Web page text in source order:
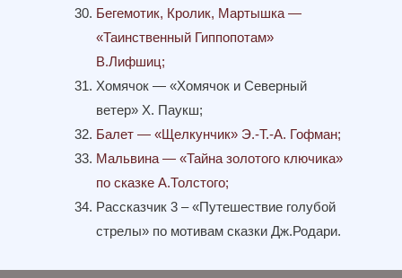
Бегемотик, Кролик, Мартышка —
«Таинственный Гиппопотам»
В.Лифшиц;
Хомячок — «Хомячок и Северный
ветер» Х. Паукш;
Балет — «Щелкунчик» Э.-Т.-А. Гофман;
Мальвина — «Тайна золотого ключика»
по сказке А.Толстого;
Рассказчик 3 – «Путешествие голубой
стрелы» по мотивам сказки Дж.Родари.